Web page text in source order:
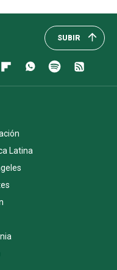
SUBIR
Latina